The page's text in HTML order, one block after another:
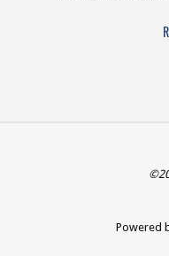
Powered